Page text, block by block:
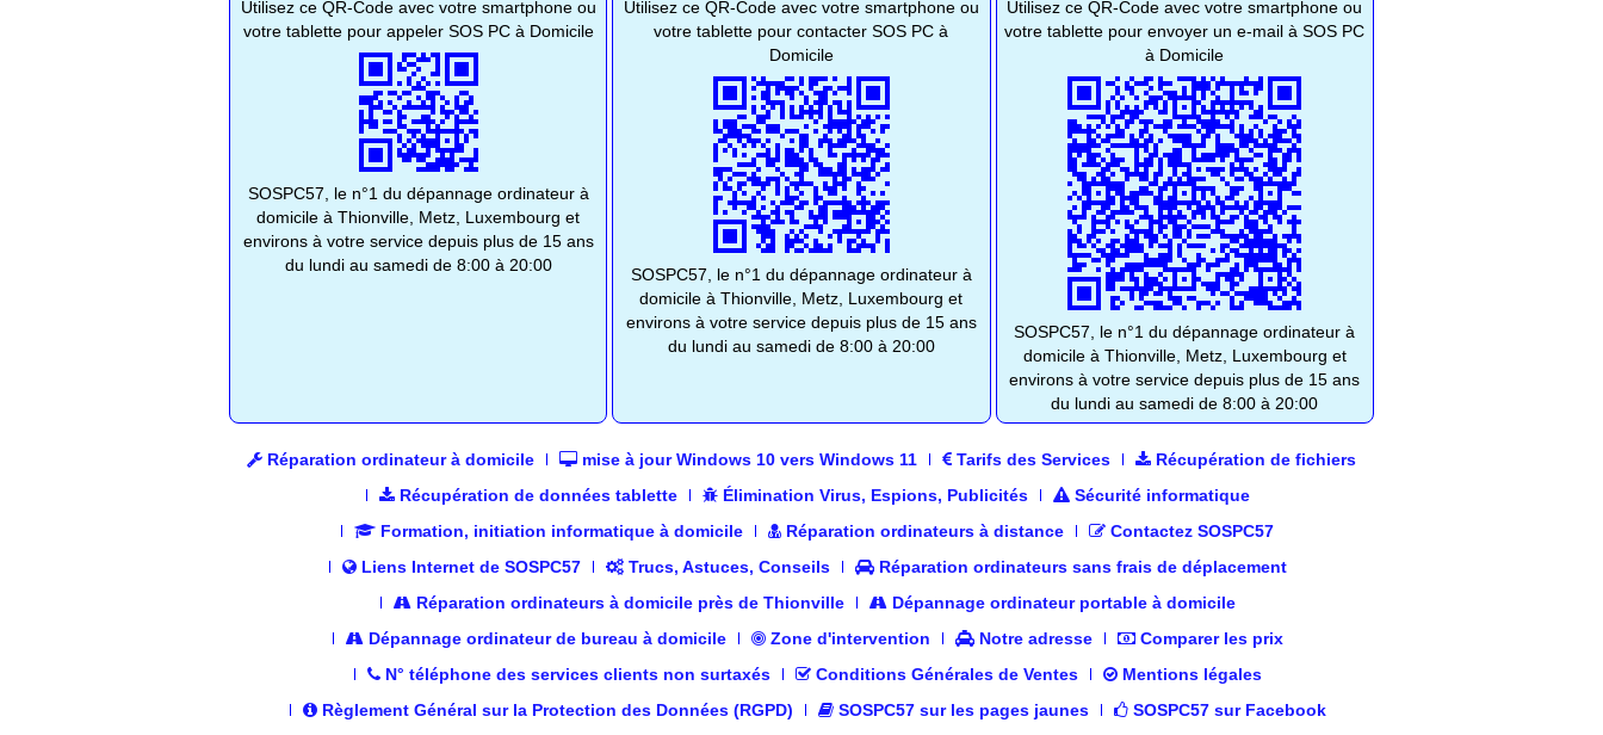
Utilisez ce QR-Code avec votre smartphone ou
votre tablette pour appeler SOS PC à Domicile
SOSPC57, le n°1 du dépannage ordinateur à
domicile à Thionville, Metz, Luxembourg et
environs à votre service depuis plus de 15 ans
du lundi au samedi de 8:00 à 20:00
Utilisez ce QR-Code avec votre smartphone ou
votre tablette pour contacter SOS PC à
Domicile
SOSPC57, le n°1 du dépannage ordinateur à
domicile à Thionville, Metz, Luxembourg et
environs à votre service depuis plus de 15 ans
du lundi au samedi de 8:00 à 20:00
Utilisez ce QR-Code avec votre smartphone ou
votre tablette pour envoyer un e-mail à SOS PC
à Domicile
SOSPC57, le n°1 du dépannage ordinateur à
domicile à Thionville, Metz, Luxembourg et
environs à votre service depuis plus de 15 ans
du lundi au samedi de 8:00 à 20:00
Réparation ordinateur à domicile mise à jour Windows 10 vers Windows 11 Tarifs des Services
Récupération de fichiers
Récupération de données tablette
Élimination Virus, Espions, Publicités
Sécurité informatique
Formation, initiation informatique à domicile
Réparation ordinateurs à distance
Contactez SOSPC57
Liens Internet de SOSPC57
Trucs, Astuces, Conseils
Réparation ordinateurs sans frais de déplacement
Réparation ordinateurs à domicile près de Thionville
Dépannage ordinateur portable à domicile
Dépannage ordinateur de bureau à domicile
Zone d'intervention Notre adresse
Comparer les prix
N° téléphone des services clients non surtaxés
Conditions Générales de Ventes
Mentions légales
Règlement Général sur la Protection des Données (RGPD)
SOSPC57 sur les pages jaunes
SOSPC57 sur Facebook